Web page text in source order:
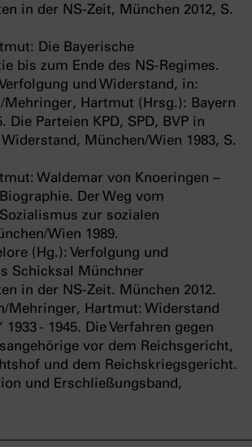
in der NS-Zeit, München 2012, S.
Die Bayerische
bis zum Ende des NS-Regimes.
und Widerstand, in:
Mehringer, Hartmut (Hrsg.): Bayern
Die Parteien KPD, SPD, BVP in
München/Wien 1983, S.
Waldemar von Knoeringen –
Der Weg vom
zur sozialen
Wien 1989.
(Hg.): Verfolgung und
Schicksal Münchner
in der NS-Zeit. München 2012.
Mehringer, Hartmut: Widerstand
1933 - 1945. Die Verfahren gegen
vor dem Reichsgericht,
und dem Reichskriegsgericht.
und Erschließungsband,